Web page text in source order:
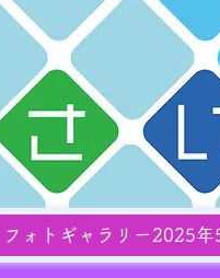
フォトギャラリー2025年